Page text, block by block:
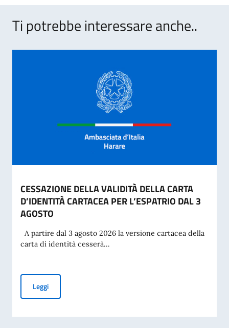
Ti potrebbe interessare anche..
CESSAZIONE DELLA VALIDITÀ DELLA CARTA
D’IDENTITÀ CARTACEA PER L’ESPATRIO DAL 3
AGOSTO
A partire dal 3 agosto 2026 la versione cartacea della
carta di identità cesserà...
LeggiCESSAZIONE DELLA VALIDITÀ DELLA CARTA D’IDENTITÀ